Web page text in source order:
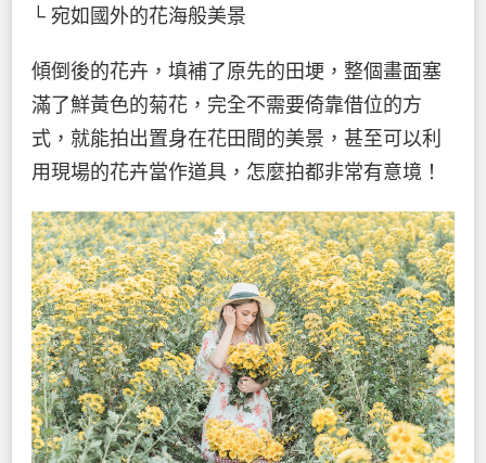
└ 宛如國外的花海般美景
傾倒後的花卉，填補了原先的田埂，整個畫面塞
滿了鮮黃色的菊花，完全不需要倚靠借位的方
式，就能拍出置身在花田間的美景，甚至可以利
用現場的花卉當作道具，怎麼拍都非常有意境！